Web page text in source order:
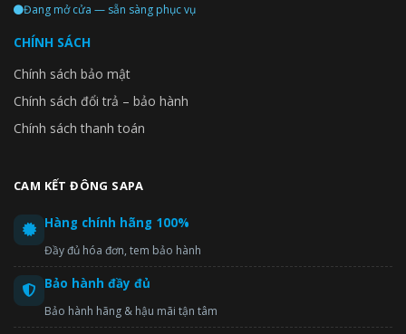
Đang mở cửa — sẵn sàng phục vụ
CHÍNH SÁCH
Chính sách bảo mật
Chính sách đổi trả – bảo hành
Chính sách thanh toán
CAM KẾT ĐÔNG SAPA
Hàng chính hãng 100%
Đầy đủ hóa đơn, tem bảo hành
Bảo hành đầy đủ
Bảo hành hãng & hậu mãi tận tâm